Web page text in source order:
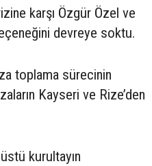
karşı Özgür Özel ve
devreye soktu.
toplama sürecinin
Kayseri ve Rize’den
kurultayın